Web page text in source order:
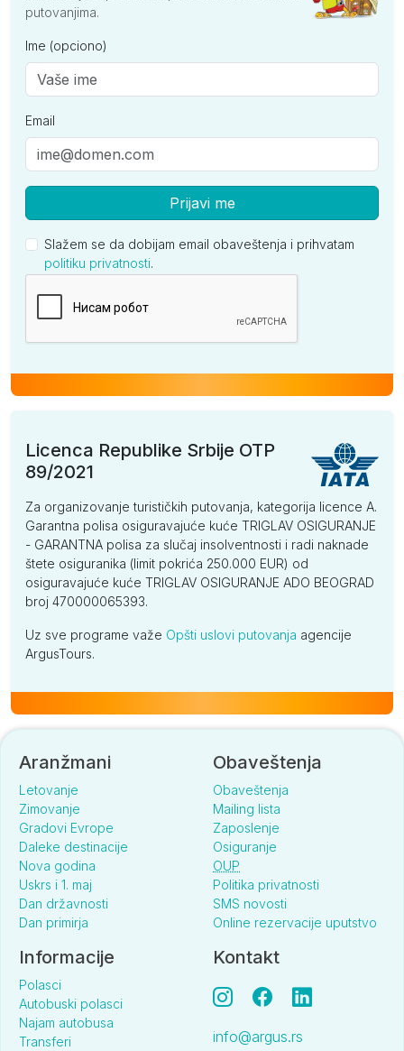
putovanjima.
Ime (opciono)
Email
Prijavi me
Slažem se da dobijam email obaveštenja i prihvatam
politiku privatnosti.
Licenca Republike Srbije OTP
89/2021
Za organizovanje turističkih putovanja, kategorija licence A.
Garantna polisa osiguravajuće kuće TRIGLAV OSIGURANJE
- GARANTNA polisa za slučaj insolventnosti i radi naknade
štete osiguranika (limit pokrića 250.000 EUR) od
osiguravajuće kuće TRIGLAV OSIGURANJE ADO BEOGRAD
broj 470000065393.
Uz sve programe važe Opšti uslovi putovanja agencije
ArgusTours.
Aranžmani
Letovanje
Zimovanje
Gradovi Evrope
Daleke destinacije
Nova godina
Uskrs i 1. maj
Dan državnosti
Dan primirja
Obaveštenja
Obaveštenja
Mailing lista
Zaposlenje
Osiguranje
OUP
Politika privatnosti
SMS novosti
Online rezervacije uputstvo
Informacije
Polasci
Autobuski polasci
Najam autobusa
Transferi
Kontakt
info@argus.rs